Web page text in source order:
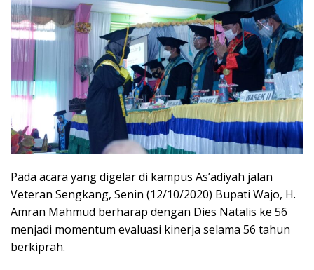
Pada acara yang digelar di kampus As’adiyah jalan
Veteran Sengkang, Senin (12/10/2020) Bupati Wajo, H.
Amran Mahmud berharap dengan Dies Natalis ke 56
menjadi momentum evaluasi kinerja selama 56 tahun
berkiprah.